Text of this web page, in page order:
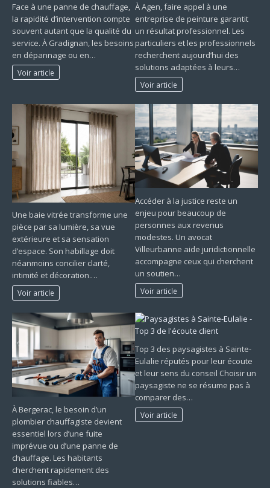
Face à une panne de chauffage,
la rapidité d’intervention compte
souvent autant que la qualité du
service. À Gradignan, les besoins
en dépannage ou en…
Voir article
À Agen, faire appel à une
entreprise de peinture garantit
un résultat professionnel. Les
particuliers et les professionnels
recherchent aujourd’hui des
solutions adaptées à leurs…
Voir article
Une baie vitrée transforme une
pièce par sa lumière, sa vue
extérieure et sa sensation
d’espace. Son habillage doit
néanmoins concilier clarté,
intimité et décoration.…
Voir article
Accéder à la justice reste un
enjeu pour beaucoup de
personnes aux revenus
modestes. Un avocat
Villeurbanne aide juridictionnelle
accompagne ceux qui cherchent
un soutien…
Voir article
À Bergerac, le besoin d’un
plombier chauffagiste devient
essentiel lors d’une fuite
imprévue ou d’une panne de
chauffage. Les habitants
cherchent rapidement des
solutions fiables…
Top 3 des paysagistes à Sainte-
Eulalie réputés pour leur écoute
et leur sens du conseil Choisir un
paysagiste ne se résume pas à
comparer des…
Voir article